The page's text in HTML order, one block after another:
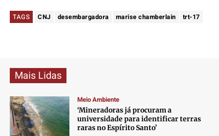
TAGS CNJ desembargadora marise chamberlain trt-17
Mais Lidas
Meio Ambiente
‘Mineradoras já procuram a
universidade para identificar terras
raras no Espírito Santo’